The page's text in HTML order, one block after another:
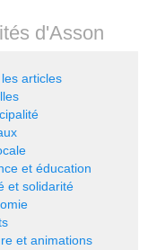
d'Asson
articles
et éducation
et solidarité
et animations